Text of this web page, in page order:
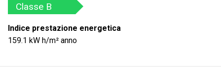
Classe B
Indice prestazione energetica
159.1 kW h/m² anno